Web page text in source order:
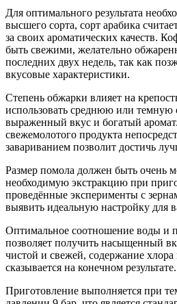
Для оптимального результата
высшего сорта, сорт арабика
за своих ароматических качеств.
быть свежими, желательно
последних двух недель, так как
вкусовые характеристики.
Степень обжарки влияет на
использовать среднюю или темную
выраженный вкус и богатый
свежемолотого продукта
завариванием позволит достичь
Размер помола должен быть очень
необходимую экстракцию при
проведённые эксперименты с
выявить идеальную настройку для
Оптимальное соотношение воды и
позволяет получить насыщенный
чистой и свежей, содержание
сказывается на конечном результате.
Приготовление выполняется при